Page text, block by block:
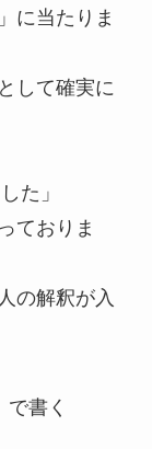
に当たりま
して確実に
た」
ておりま
の解釈が入
書く